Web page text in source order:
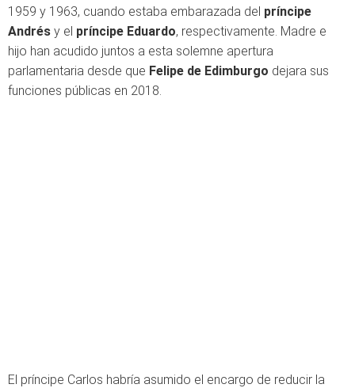
1959 y 1963, cuando estaba embarazada del príncipe
Andrés y el príncipe Eduardo, respectivamente. Madre e
hijo han acudido juntos a esta solemne apertura
parlamentaria desde que Felipe de Edimburgo dejara sus
funciones públicas en 2018.
El príncipe Carlos habría asumido el encargo de reducir la